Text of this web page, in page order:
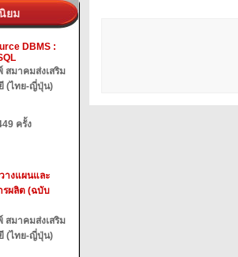
ยม
DBMS :
สมาคมส่งเสริม
(ไทย-ญี่ปุ่น)
ครั้ง
างแผนและ
รผลิต (ฉบับ
สมาคมส่งเสริม
(ไทย-ญี่ปุ่น)